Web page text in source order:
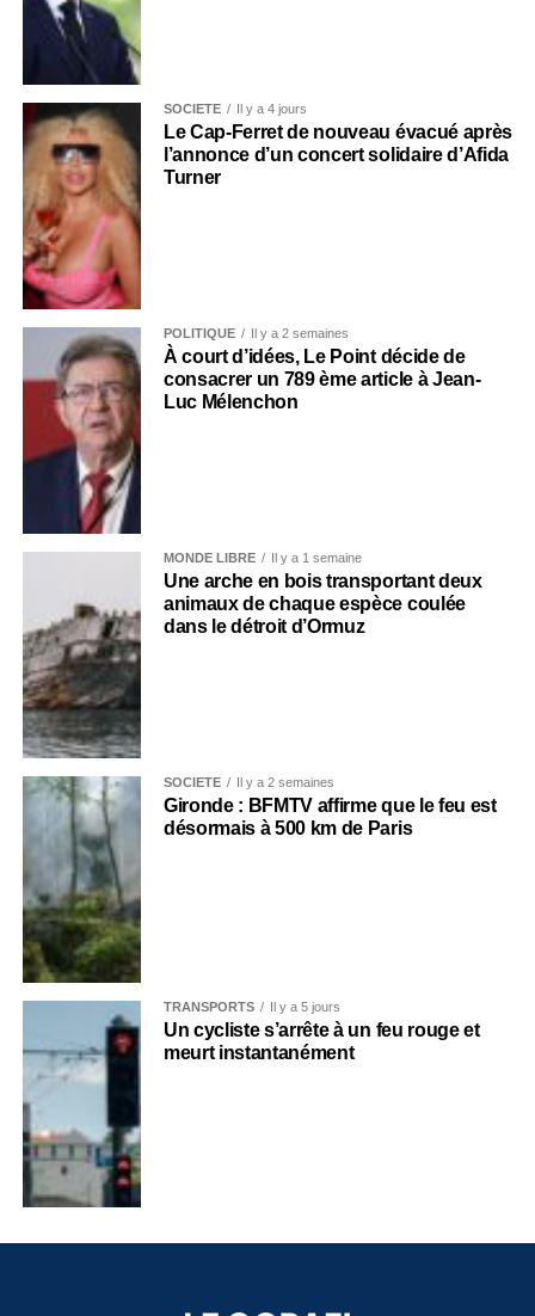
SOCIÉTÉ Il y a 4 jours
Le Cap-Ferret de nouveau évacué après
l’annonce d’un concert solidaire d’Afida
Turner
POLITIQUE Il y a 2 semaines
À court d’idées, Le Point décide de
consacrer un 789 ème article à Jean-
Luc Mélenchon
MONDE LIBRE Il y a 1 semaine
Une arche en bois transportant deux
animaux de chaque espèce coulée
dans le détroit d’Ormuz
SOCIÉTÉ Il y a 2 semaines
Gironde : BFMTV affirme que le feu est
désormais à 500 km de Paris
TRANSPORTS Il y a 5 jours
Un cycliste s’arrête à un feu rouge et
meurt instantanément